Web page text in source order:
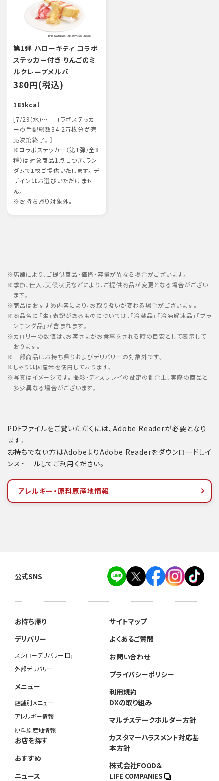
第1弾 ハローキティ コラボ
ステッカー付き りんごのミ
ルクレープメルバ
380円(税込)
186kcal
[7/29(水)～ コラボステッカ
ーの手配総数34.2万枚分が完
売次第終了。］
※コラボステッカー（第1弾/全8
種）は対象商品1点につき、ラン
ダムで1枚ご提供いたします。デ
ザインはお選びいただけませ
ん。
※お持ち帰り対象外。
店舗により、ご提供商品・価格・容量が異なる場合がございます。
季節、仕入、天候状況などにより、ご提供商品が変更となる場合がござい
ます。
商品はおすすめ内容により、お取り扱いが変わる場合がございます。
商品名に「生」表記があるものについては、「冷蔵品」「冷凍解凍品」「ブラ
ンチング品」が含まれます。
カロリーの数値は、お客さまがお食事をされる時の目安として表示して
おります。
一部商品はお持ち帰りおよびデリバリーの対象外です。
しゃりは国産米を使用しております。
写真はイメージです。撮影・ディスプレイの設定の都合上、実際の商品と
多少異なる場合がございます。
PDFファイルをご覧いただくには、Adobe Readerが必要となり
ます。
お持ちでない方はAdobeよりAdobe Readerをダウンロードしイ
ンストールしてご利用ください。
アレルギー・原料原産地情報
公式SNS
お持ち帰り
デリバリー
スシローデリバリー
外部デリバリー
メニュー
店舗別メニュー
アレルギー情報
原料原産地情報
お店を探す
おすすめ
ニュース
サイトマップ
よくあるご質問
お問い合わせ
プライバシーポリシー
利用規約
DXの取り組み
マルチステークホルダー方針
カスタマーハラスメント対応基
本方針
株式会社FOOD＆
LIFE COMPANIES